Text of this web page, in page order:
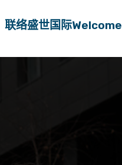
联络盛世国际welcome